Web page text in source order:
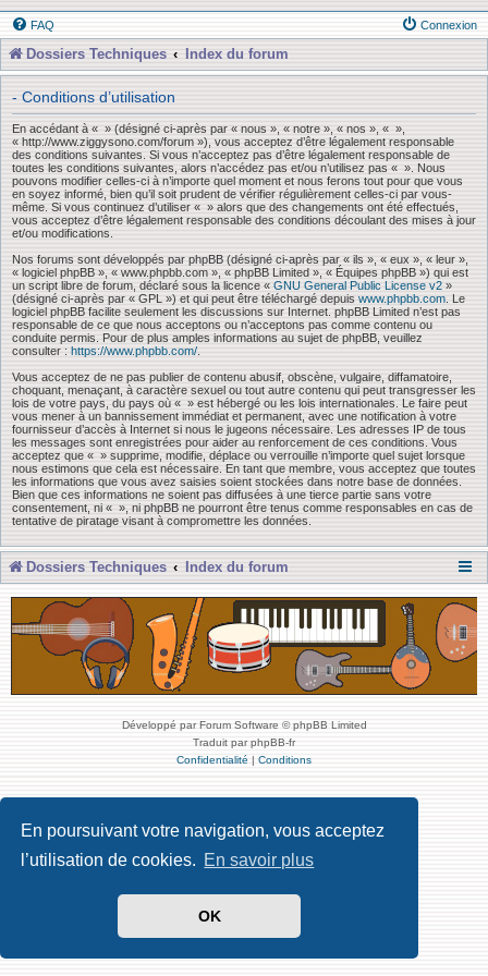
En poursuivant votre navigation, vous acceptez
l’utilisation de cookies. En savoir plus
OK
FAQ Connexion
Dossiers Techniques Index du forum
- Conditions d’utilisation
En accédant à « » (désigné ci-après par « nous », « notre », « nos », « »,
« http://www.ziggysono.com/forum »), vous acceptez d’être légalement responsable
des conditions suivantes. Si vous n’acceptez pas d’être légalement responsable de
toutes les conditions suivantes, alors n’accédez pas et/ou n’utilisez pas « ». Nous
pouvons modifier celles-ci à n’importe quel moment et nous ferons tout pour que vous
en soyez informé, bien qu’il soit prudent de vérifier régulièrement celles-ci par vous-
même. Si vous continuez d’utiliser « » alors que des changements ont été effectués,
vous acceptez d’être légalement responsable des conditions découlant des mises à jour
et/ou modifications.
Nos forums sont développés par phpBB (désigné ci-après par « ils », « eux », « leur »,
« logiciel phpBB », « www.phpbb.com », « phpBB Limited », « Équipes phpBB ») qui est
un script libre de forum, déclaré sous la licence « GNU General Public License v2 »
(désigné ci-après par « GPL ») et qui peut être téléchargé depuis www.phpbb.com . Le
logiciel phpBB facilite seulement les discussions sur Internet. phpBB Limited n’est pas
responsable de ce que nous acceptons ou n’acceptons pas comme contenu ou
conduite permis. Pour de plus amples informations au sujet de phpBB, veuillez
consulter : https://www.phpbb.com/
Vous acceptez de ne pas publier de contenu abusif, obscène, vulgaire, diffamatoire,
choquant, menaçant, à caractère sexuel ou tout autre contenu qui peut transgresser les
lois de votre pays, du pays où « » est hébergé ou les lois internationales. Le faire peut
vous mener à un bannissement immédiat et permanent, avec une notification à votre
fournisseur d’accès à Internet si nous le jugeons nécessaire. Les adresses IP de tous
les messages sont enregistrées pour aider au renforcement de ces conditions. Vous
acceptez que « » supprime, modifie, déplace ou verrouille n’importe quel sujet lorsque
nous estimons que cela est nécessaire. En tant que membre, vous acceptez que toutes
les informations que vous avez saisies soient stockées dans notre base de données.
Bien que ces informations ne soient pas diffusées à une tierce partie sans votre
consentement, ni « », ni phpBB ne pourront être tenus comme responsables en cas de
tentative de piratage visant à compromettre les données.
Dossiers Techniques Index du forum
Développé par Forum Software © phpBB Limited
Traduit par phpBB-fr
Confidentialité | Conditions